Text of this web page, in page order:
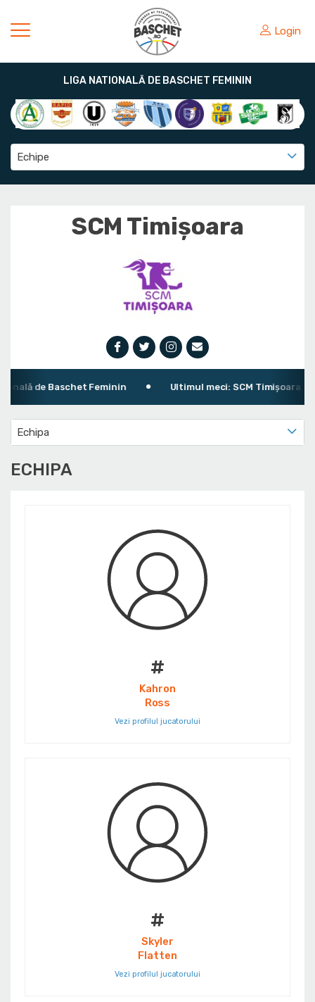
Login
LIGA NATIONALĂ DE BASCHET FEMININ
Echipe
SCM Timișoara
de Baschet Feminin Ultimul meci: SCM Timișoara 90 - 94
Echipa
ECHIPA
#
Kahron
Ross
Vezi profilul jucatorului
#
Skyler
Flatten
Vezi profilul jucatorului